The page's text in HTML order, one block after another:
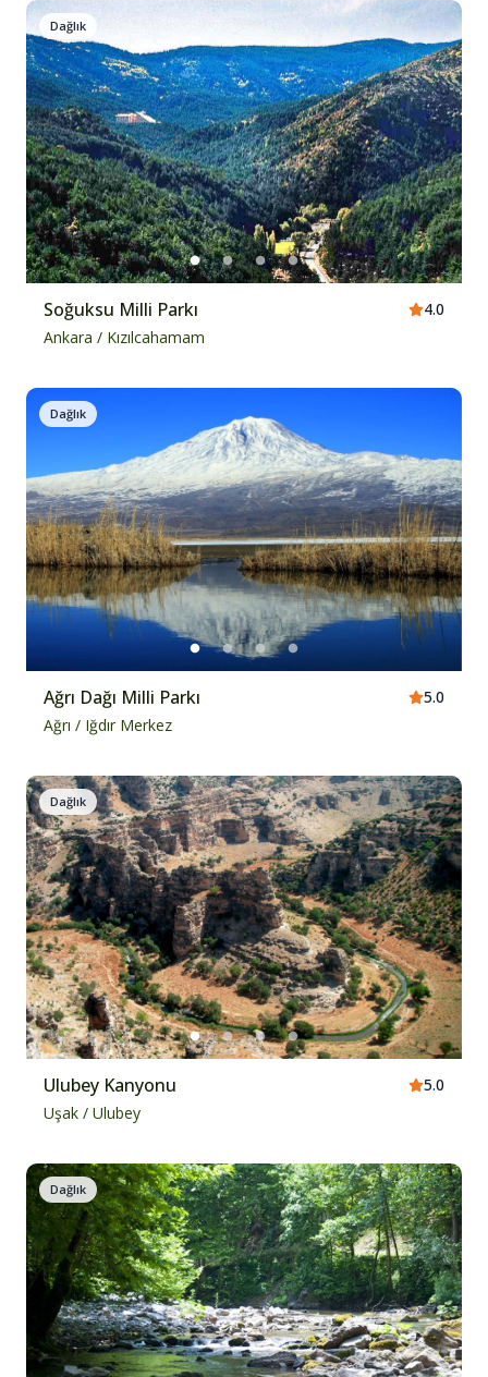
Dağlık
Soğuksu Milli Parkı
4.0
Ankara / Kızılcahamam
Dağlık
Ağrı Dağı Milli Parkı
5.0
Ağrı / Iğdır Merkez
Dağlık
Ulubey Kanyonu
5.0
Uşak / Ulubey
Dağlık